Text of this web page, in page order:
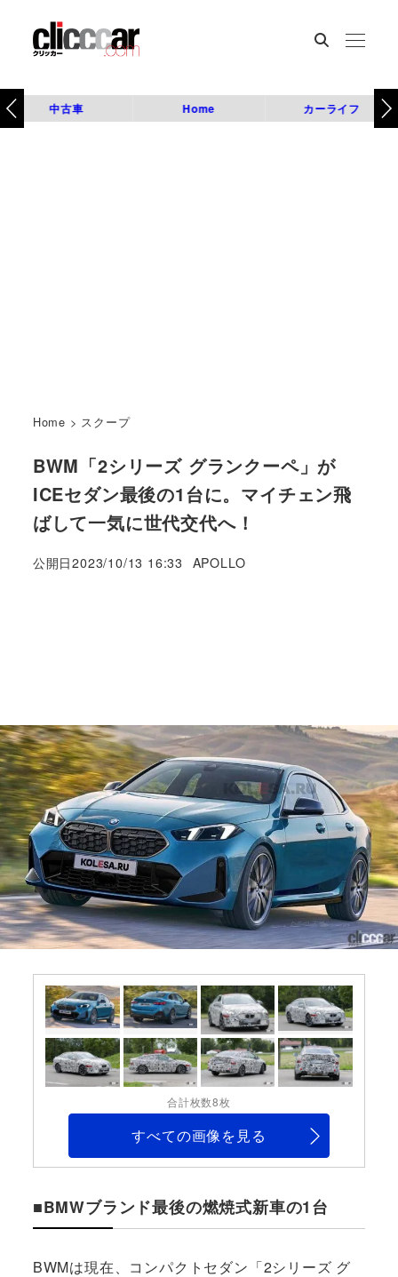
中古車 Home カーライフ
Home > スクープ
BWM「2シリーズ グランクーペ」が
ICEセダン最後の1台に。マイチェン飛
ばして一気に世代交代へ！
公開日2023/10/13 16:33
著
APOLLO
合計枚数8枚
すべての画像を見る
■BMWブランド最後の燃焼式新車の1台
BWMは現在、コンパクトセダン「2シリーズ グ